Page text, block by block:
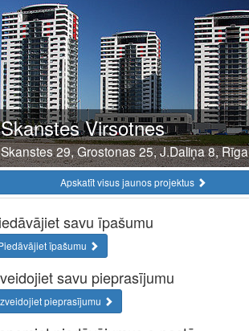
Skanstes Virsotnes
Skanstes 29, Grostonas 25, J.Daliņa 8, Rīga
Apskatīt visus jaunos projektus
savu īpašumu
īpašumu
savu pieprasījumu
pieprasījumu